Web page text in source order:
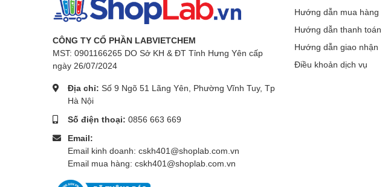
CÔNG TY CỔ PHẦN LABVIETCHEM
MST: 0901166265 DO Sở KH & ĐT Tỉnh Hưng Yên cấp
ngày 26/07/2024
Địa chỉ: Số 9 Ngõ 51 Lãng Yên, Phường Vĩnh Tuy, Tp
Hà Nội
Số điện thoại: 0856 663 669
Email:
Email kinh doanh: cskh401@shoplab.com.vn
Email mua hàng: cskh401@shoplab.com.vn
Hướng dẫn mua hàng
Hướng dẫn thanh toán
Hướng dẫn giao nhận
Điều khoản dịch vụ